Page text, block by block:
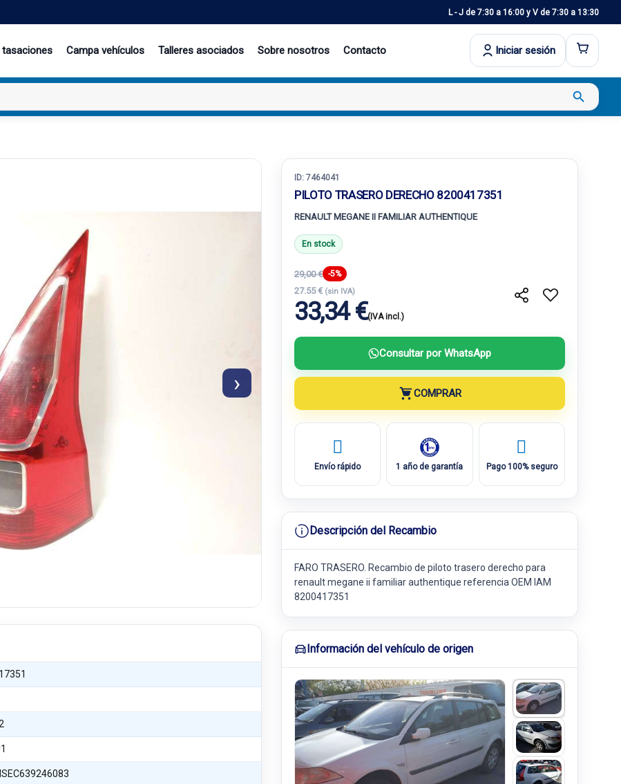
L - J de 7:30 a 16:00 y V de 7:30 a 13:30
tasaciones Campa vehículos Talleres asociados Sobre nosotros Contacto Iniciar sesión
search
›
ID: 7464041
PILOTO TRASERO DERECHO 8200417351
RENAULT MEGANE II FAMILIAR AUTHENTIQUE
En stock
29,00 € -5%
27.55 € (sin IVA)
33,34 €(IVA incl.)
Consultar por WhatsApp
COMPRAR
Envío rápido 1 año de garantía Pago 100% seguro
Descripción del Recambio
FARO TRASERO. Recambio de piloto trasero derecho para
renault megane ii familiar authentique referencia OEM IAM
8200417351
Información del vehículo de origen